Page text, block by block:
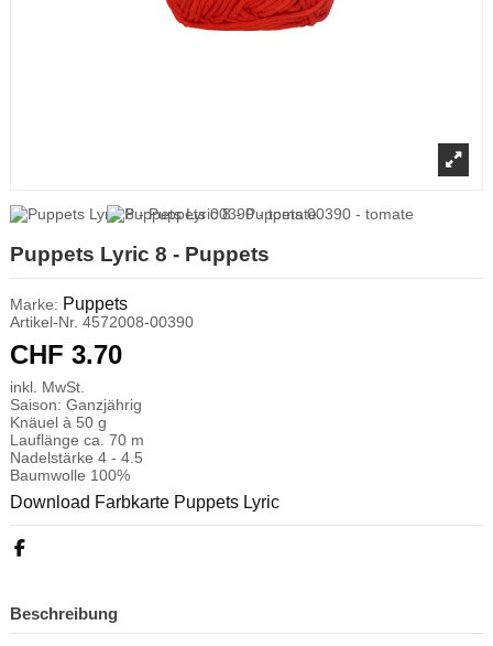
Puppets Lyric 8 - Puppets
Marke: Puppets
Artikel-Nr. 4572008-00390
CHF 3.70
inkl. MwSt.
Saison: Ganzjährig
Knäuel à 50 g
Lauflänge ca. 70 m
Nadelstärke 4 - 4.5
Baumwolle 100%
Download Farbkarte Puppets Lyric
Beschreibung